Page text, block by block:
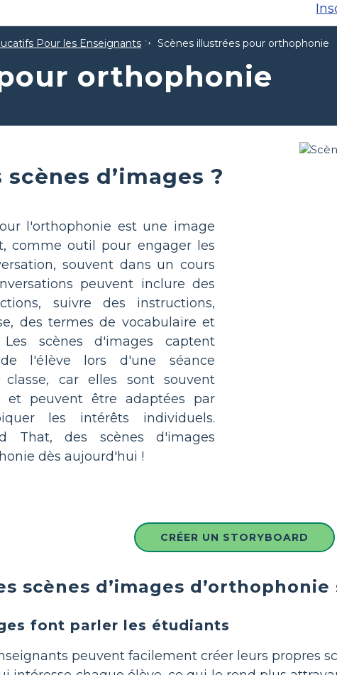
Pour les Enseignants Scènes illustrées pour orthophonie
orthophonie
d’images ?
l'orthophonie est une image
comme outil pour engager les
souvent dans un cours
peuvent inclure des
suivre des instructions,
des termes de vocabulaire et
scènes d'images captent
l'élève lors d'une séance
car elles sont souvent
et peuvent être adaptées par
les intérêts individuels.
That, des scènes d'images
dès aujourd'hui !
CRÉER UN STORYBOARD
scènes d’images
font parler les étudiants
peuvent facilement créer leurs propres